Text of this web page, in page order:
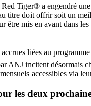
Tiger® a engendré
titre doit offrir soit un
être mis en avant dans les
liées au
ANJ incitent désormais
accessibles via
les deux